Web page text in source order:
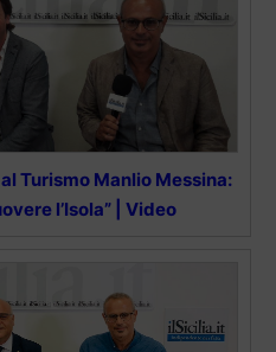
al Turismo Manlio Messina:
l’Isola” | Video